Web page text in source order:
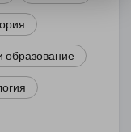
образование